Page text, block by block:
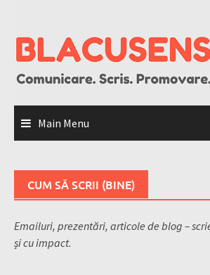
content
Main Menu
CUM SĂ SCRII (BINE)
Emailuri, prezentări, articole de blog –
și cu impact.